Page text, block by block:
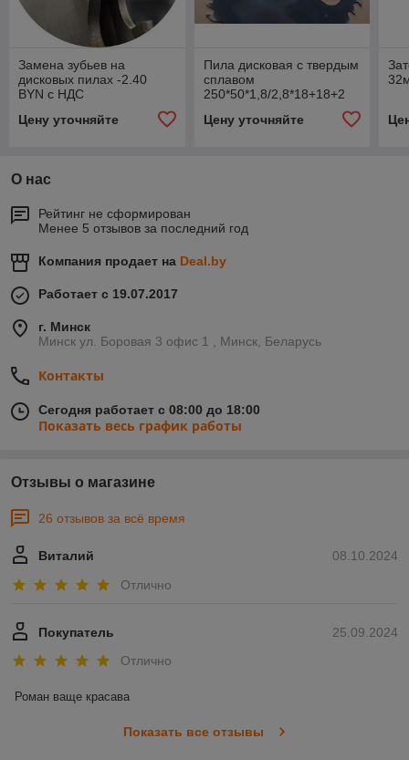
Замена зубьев на
дисковых пилах -2.40
BYN с НДС
Цену уточняйте
Пила дисковая с твердым
сплавом
250*50*1,8/2,8*18+18+2
Цену уточняйте
О нас
Рейтинг не сформирован
Менее 5 отзывов за последний год
Компания продает на Deal.by
Работает с 19.07.2017
г. Минск
Минск ул. Боровая 3 офис 1 , Минск, Беларусь
Контакты
Сегодня работает с 08:00 до 18:00
Показать весь график работы
Отзывы о магазине
26 отзывов за всё время
08.10.2024
Виталий
Отлично
25.09.2024
Покупатель
Отлично
Роман ваще красава
Показать все отзывы